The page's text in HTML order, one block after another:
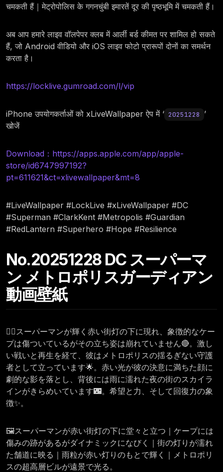
चमकती हैं｜मेट्रोपोलिस के गगनचुंबी इमारतें दूर की पृष्ठभूमि में चमकती हैं।
अब आप हमारे लाइव वॉलपेपर क्लब में आर्ली बर्ड कीमत पर शामिल हो सकते
हैं, जो Android वीडियो और iOS लाइव फोटो प्रारूपों दोनों का समर्थन
करता है।
https://locklive.gumroad.com/l/vip
iPhone उपयोगकर्ताओं को xLiveWallpaper ऐप में ‘ 20251228
’
खोजें
Download：https://apps.apple.com/app/apple-
store/id6747997192?
pt=611621&ct=xlivewallpaper&mt=8
#LiveWallpaper #LockLive #xLiveWallpaper #DC
#Superman #ClarkKent #Metropolis #Guardian
#RedLantern #Superhero #Hope #Resilience
No.20251228 DC スーパーマ
ン メトロポリスガーディアン
動画壁紙
🦸‍♂️スーパーマンが輝く赤い街灯の下に現れ、象徴的なケー
プは傷ついているがその立ち姿は崩れていません🔴。激し
い戦いと再生を経て、彼はメトロポリスの揺るぎない守護
者として立っています🌟。赤い光が彼の決意に満ちた顔に
劇的な影を落とし、背後には雨に濡れた夜の街のスカイラ
インがきらめいています🌃。希望と力、そして回復力の象
徴✨。
🖼️スーパーマンが赤い街灯の下に堂々と立つ｜ケープには
傷みの跡があるがダイナミックになびく｜街の灯りが濡れ
た舗道に映る｜雨粒が赤い灯りのもとで輝く｜メトロポリ
スの超高層ビルが遠景で光る。